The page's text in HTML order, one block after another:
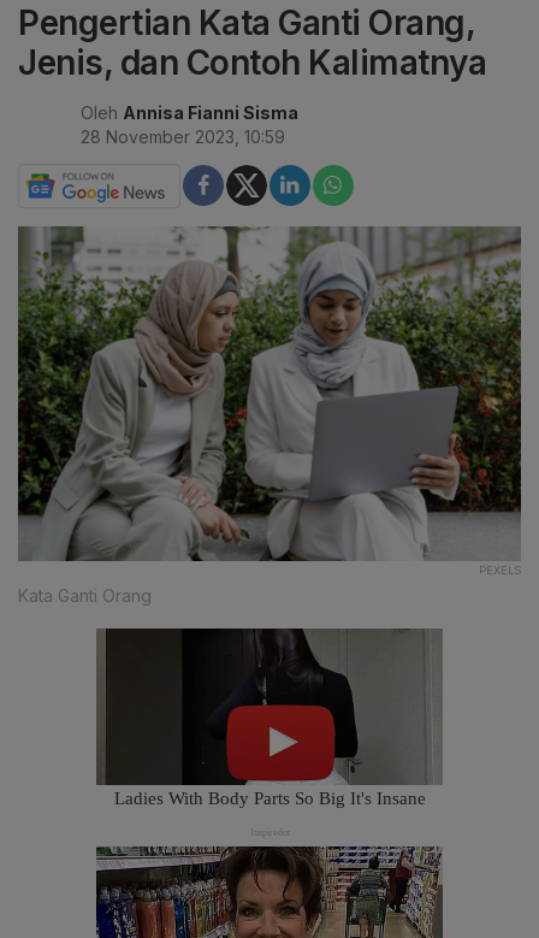
Pengertian Kata Ganti Orang,
Jenis, dan Contoh Kalimatnya
Oleh Annisa Fianni Sisma
28 November 2023, 10:59
PEXELS
Kata Ganti Orang